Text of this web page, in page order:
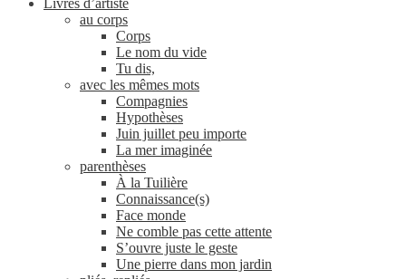
Livres d’artiste
au corps
Corps
Le nom du vide
Tu dis,
avec les mêmes mots
Compagnies
Hypothèses
Juin juillet peu importe
La mer imaginée
parenthèses
À la Tuilière
Connaissance(s)
Face monde
Ne comble pas cette attente
S’ouvre juste le geste
Une pierre dans mon jardin